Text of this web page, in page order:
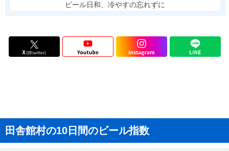
ビール日和、冷やすの忘れずに
田舎館村の10日間のビール指数